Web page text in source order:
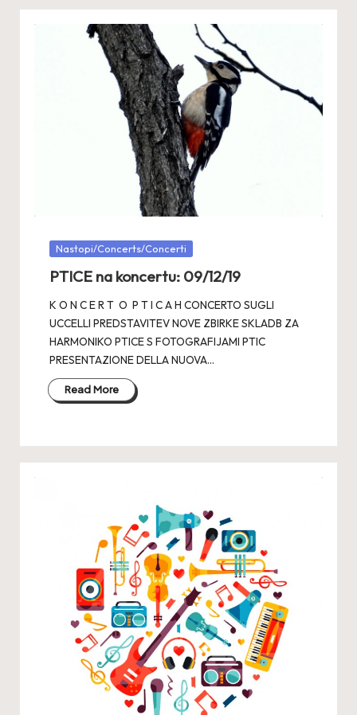
Posted
Nastopi/Concerts/Concerti
PTICE na koncertu: 09/12/19
K O N C E R T O P T I C A H CONCERTO SUGLI
UCCELLI PREDSTAVITEV NOVE ZBIRKE SKLADB ZA
HARMONIKO PTICE S FOTOGRAFIJAMI PTIC
PRESENTAZIONE DELLA NUOVA…
Read More